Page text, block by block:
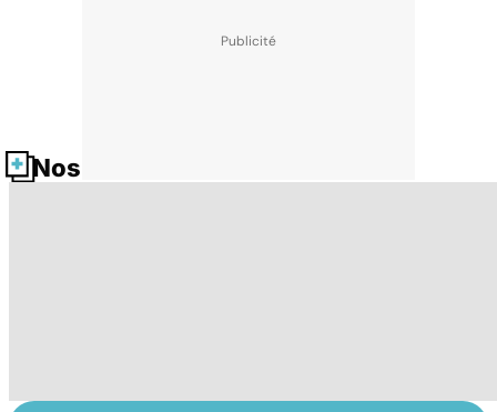
Nos fiches santé